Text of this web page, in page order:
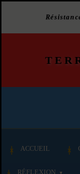
ACCUEIL
RÉFLEXION